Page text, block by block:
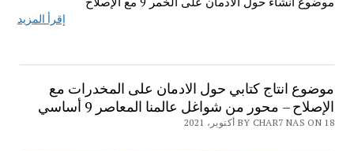
إقرأ المزيد
موضوع انتاج كتابي حول الادمان على المخدرات مع
الإصلاح – محور من شواغل عالمنا المعاصر 9 أساسي
BY CHAR7 NAS ON 18 أكتوبر، 2021